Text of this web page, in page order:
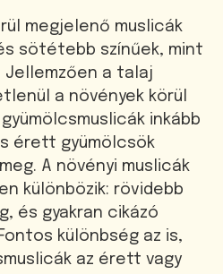
megjelenő muslicák
sötétebb színűek, mint
Jellemzően a talaj
a növények körül
inkább
érett gyümölcsök
A növényi muslicák
különbözik: rövidebb
és gyakran cikázó
különbség az is,
az érett vagy